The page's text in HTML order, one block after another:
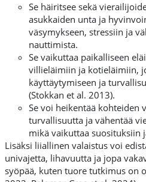
Se häiritsee sekä
asukkaiden unta ja
väsymykseen, stressiin ja
nauttimista.
Se vaikuttaa paikalliseen
villieläimiin ja kotieläimiin,
käyttäytymiseen ja
(Stokkan et al. 2013).
Se voi heikentää kohteiden
turvallisuutta ja vähentää
mikä vaikuttaa
Lisäksi liiallinen valaistus voi
univajetta, lihavuutta ja jopa
syöpää, kuten tuore tutkimus on